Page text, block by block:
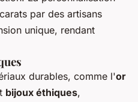
par des artisans
unique, rendant
durables, comme l'or
bijoux éthiques,